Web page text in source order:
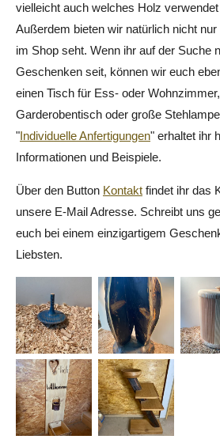
vielleicht auch welches Holz
Außerdem bieten wir natürlich nicht
im Shop seht. Wenn ihr auf der Suche
Geschenken seit, können wir euch
einen Tisch für Ess- oder
Garderobentisch oder große
"Individuelle Anfertigungen" erhaltet ihr
Informationen und Beispiele.
Über den Button Kontakt findet ihr das
unsere E-Mail Adresse. Schreibt uns
euch bei einem einzigartigem
Liebsten.